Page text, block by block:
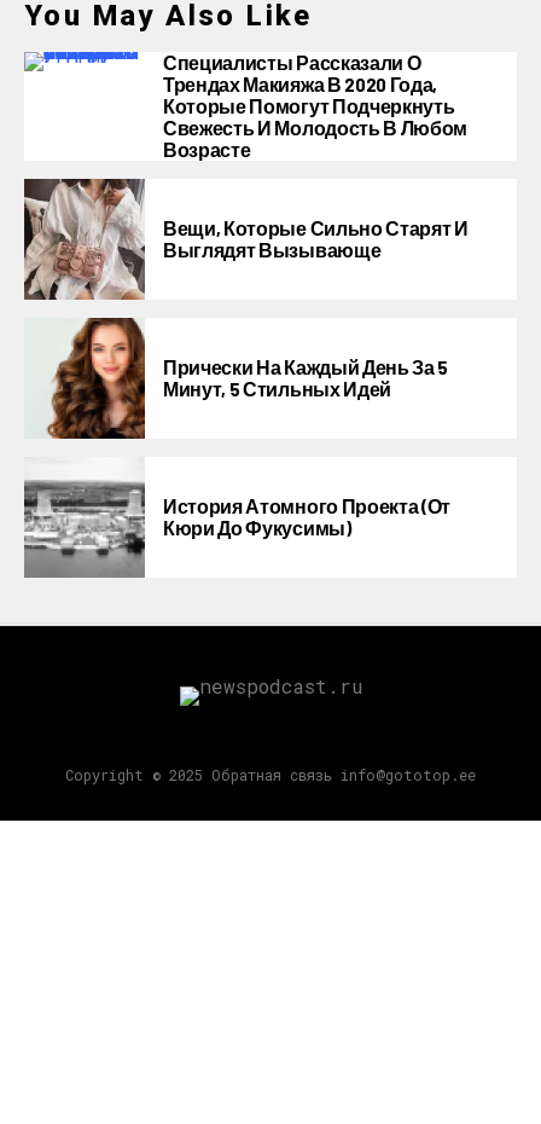
You May Also Like
Специалисты Рассказали О
Трендах Макияжа В 2020 Года,
Которые Помогут Подчеркнуть
Свежесть И Молодость В Любом
Возрасте
Вещи, Которые Сильно Старят И
Выглядят Вызывающе
Прически На Каждый День За 5
Минут, 5 Стильных Идей
История Атомного Проекта (от
Кюри До Фукусимы)
Copyright © 2025 Обратная связь info@gototop.ee